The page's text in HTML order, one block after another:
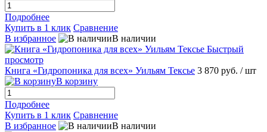
Подробнее
Купить в 1 клик Сравнение
В избранное
В наличии
Быстрый
просмотр
Книга «Гидропоника для всех» Уильям Тексье 3 870 руб. / шт
В корзину
Подробнее
Купить в 1 клик Сравнение
В избранное
В наличии